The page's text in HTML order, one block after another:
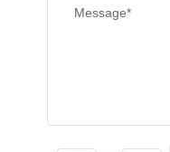
Message*